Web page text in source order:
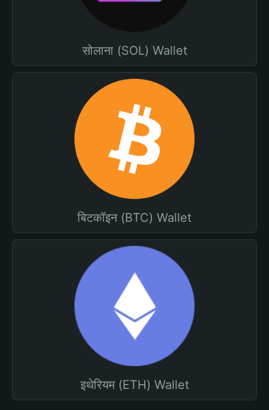
सोलाना (SOL) Wallet
बिटकॉइन (BTC) Wallet
इथेरियम (ETH) Wallet